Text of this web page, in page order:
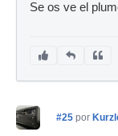
Se os ve el
#25 por